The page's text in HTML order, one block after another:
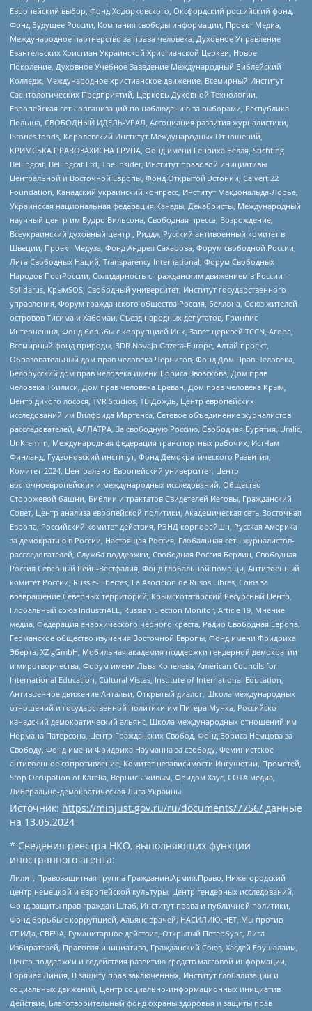
Европейский выбор, Фонд Ходорковского, Оксфордский российский фонд,
Фонд Будущее России, Компания свободы информации, Проект Медиа,
Международное партнерство за права человека, Духовное Управление
Евангельских Христиан Украинской Христианской Церкви, Новое
Поколение, Духовное Учебное Заведение Международный Библейский
Колледж, Международное христианское движение, Всемирный Институт
Саентологических Предприятий, Церковь Духовной Технологии,
Европейская сеть организаций по наблюдению за выборами, Республика
Польша, СВОБОДНЫЙ ИДЕЛЬ-УРАЛ, Ассоциация развития журналистики,
IStories fonds, Королевский Институт Международных Отношений,
КРИМСЬКА ПРАВОЗАХИСНА ГРУПА, Фонд имени Генриха Бёлля, Stichting
Bellingcat, Bellingcat Ltd, The Insider, Институт правовой инициативы
Центральной и Восточной Европы, Фонд Открытой Эстонии, Calvert 22
Foundation, Канадский украинский конгресс, Институт Макдональда-Лорье,
Украинская национальная федерация Канады, Декабристы, Международный
научный центр им Вудро Вильсона, Свободная пресса, Возрождение,
Всеукраинский духовный центр , Риддл, Русский антивоенный комитет в
Швеции, Проект Медуза, Фонд Андрея Сахарова, Форум свободной России,
Лига Свободных Наций, Transparеncy International, Форум Свободных
Народов ПостРоссии, Солидарность с гражданским движением в России –
Solidarus, КрымSOS, Свободный университет, Институт государственного
управления, Форум гражданского общества Россия, Беллона, Союз жителей
островов Тисима и Хабомаи, Съезд народных депутатов, Гринпис
Интернешнл, Фонд борьбы с коррупцией Инк, Завет церквей TCCN, Агора,
Всемирный фонд природы, BDR Novaja Gazeta-Europe, Алтай проект,
Образовательный дом прав человека Чернигов, Фонд Дом Прав Человека,
Белорусский дом прав человека имени Бориса Звозскова, Дом прав
человека Тбилиси, Дом прав человека Ереван, Дом прав человека Крым,
Центр дикого лосося, TVR Studios, ТВ Дождь, Центр европейских
исследований им Вилфрида Мартенса, Сетевое объединение журналистов
расследователей, АЛЛАТРА, За свободную Россию, Свободная Бурятия, Uralic,
UnKremlin, Международная федерация транспортных рабочих, ИстЧам
Финланд, Гудзоновский институт, Фонд Демократического Развития,
Комитет-2024, Центрально-Европейский университет, Центр
восточноевропейских и международных исследований, Общество
Сторожевой башни, Библии и трактатов Свидетелей Иеговы, Гражданский
Совет, Центр анализа европейской политики, Академическая сеть Восточная
Европа, Российский комитет действия, РЭНД корпорейшн, Русская Америка
за демократию в России, Настоящая Россия, Глобальная сеть журналистов-
расследователей, Служба поддержки, Свободная Россия Берлин, Свободная
Россия Северный Рейн-Вестфалия, Фонд глобальной помощи, Антивоенный
комитет России, Russie-Libertes, La Asocicion de Rusos Libres, Союз за
возвращение Северных территорий, Крымскотатарский Ресурсный Центр,
Глобальный союз IndustriALL, Russian Election Monitor, Article 19, Мнение
медиа, Федерация анархического черного креста, Радио Свободная Европа,
Германское общество изучения Восточной Европы, Фонд имени Фридриха
Эберта, XZ gGmbH, Мобильная академия поддержки гендерной демократии
и миротворчества, Форум имени Льва Копелева, American Councils for
International Education, Cultural Vistas, Institute of International Education,
Антивоенное движение Антальи, Открытый диалог, Школа международных
отношений и государственной политики им Питера Мунка, Российско-
канадский демократический альянс, Школа международных отношений им
Нормана Патерсона, Центр Гражданских Свобод, Фонд Бориса Немцова за
Свободу, Фонд имени Фридриха Науманна за свободу, Феминистское
антивоенное сопротивление, Комитет независимости Ингушетии, Прометей,
Stop Occupation of Karelia, Вернись живым, Фридом Хаус, СОТА медиа,
Либерально-демократическая Лига Украины
Источник: https://minjust.gov.ru/ru/documents/7756/ данные
на 13.05.2024
* Сведения реестра НКО, выполняющих функции
иностранного агента:
Лилит, Правозащитная группа Гражданин.Армия.Право, Нижегородский
центр немецкой и европейской культуры, Центр гендерных исследований,
Фонд защиты прав граждан Штаб, Институт права и публичной политики,
Фонд борьбы с коррупцией, Альянс врачей, НАСИЛИЮ.НЕТ, Мы против
СПИДа, СВЕЧА, Гуманитарное действие, Открытый Петербург, Лига
Избирателей, Правовая инициатива, Гражданский Союз, Хасдей Ерушалаим,
Центр поддержки и содействия развитию средств массовой информации,
Горячая Линия, В защиту прав заключенных, Институт глобализации и
социальных движений, Центр социально-информационных инициатив
Действие, Благотворительный фонд охраны здоровья и защиты прав